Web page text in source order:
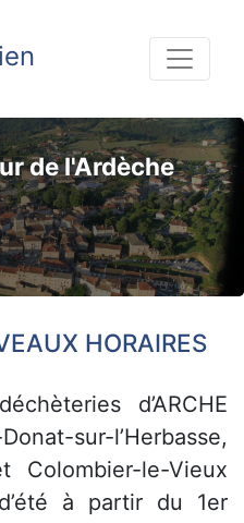
de l'Ardèche
HORAIRES
d’ARCHE
sur-l’Herbasse,
Colombier-le-Vieux
à partir du 1er